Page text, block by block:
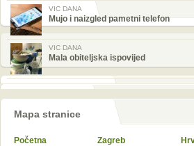
VIC DANA
Mujo i naizgled pametni telefon
VIC DANA
Mala obiteljska ispovijed
Mapa stranice
Početna Zagreb